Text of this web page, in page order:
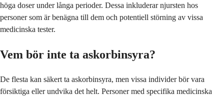
höga doser under långa perioder. Dessa inkluderar njursten hos
personer som är benägna till dem och potentiell störning av vissa
medicinska tester.
Vem bör inte ta askorbinsyra?
De flesta kan säkert ta askorbinsyra, men vissa individer bör vara
försiktiga eller undvika det helt. Personer med specifika medicinska